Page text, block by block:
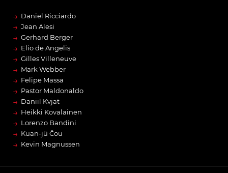
→ Daniel Ricciardo
→ Jean Alesi
→ Gerhard Berger
→ Elio de Angelis
→ Gilles Villeneuve
→ Mark Webber
→ Felipe Massa
→ Pastor Maldonaldo
→ Daniil Kvjat
→ Heikki Kovalainen
→ Lorenzo Bandini
→ Kuan-jü Čou
→ Kevin Magnussen